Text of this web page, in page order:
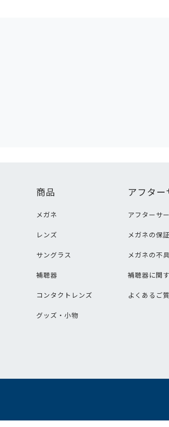
商品
メガネ
レンズ
サングラス
補聴器
コンタクトレンズ
グッズ・小物
アフター
アフターサ
メガネの保
メガネの不
補聴器に関
よくあるご